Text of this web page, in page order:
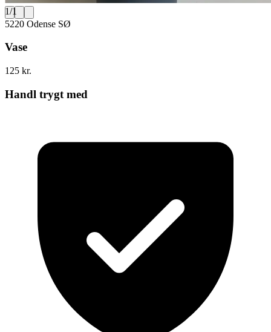
1/1
5220 Odense SØ
Vase
125 kr.
Handl trygt med